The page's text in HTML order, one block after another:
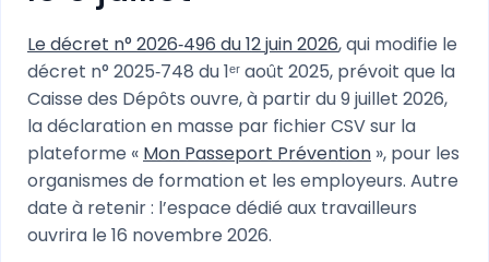
Le décret n° 2026‑496 du 12 juin 2026, qui modifie le
décret n° 2025‑748 du 1ᵉʳ août 2025, prévoit que la
Caisse des Dépôts ouvre, à partir du 9 juillet 2026,
la déclaration en masse par fichier CSV sur la
plateforme « Mon Passeport Prévention », pour les
organismes de formation et les employeurs. Autre
date à retenir : l’espace dédié aux travailleurs
ouvrira le 16 novembre 2026.